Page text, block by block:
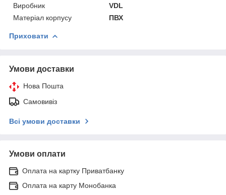
Виробник
VDL
Матеріал корпусу
ПВХ
Приховати
Умови доставки
Нова Пошта
Самовивіз
Всі умови доставки
Умови оплати
Оплата на картку Приватбанку
Оплата на карту Монобанка